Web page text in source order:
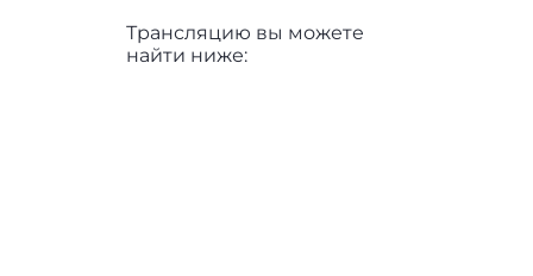
Трансляцию вы можете
найти ниже: